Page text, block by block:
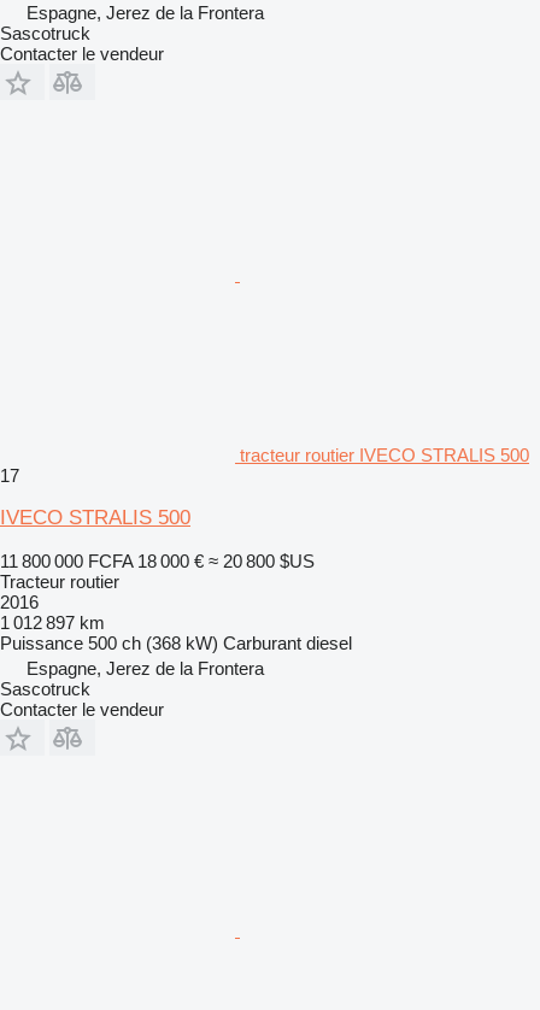
Espagne, Jerez de la Frontera
Sascotruck
Contacter le vendeur
tracteur routier IVECO STRALIS 500
17
IVECO STRALIS 500
11 800 000 FCFA 18 000 € ≈ 20 800 $US
Tracteur routier
2016
1 012 897 km
Puissance 500 ch (368 kW) Carburant diesel
Espagne, Jerez de la Frontera
Sascotruck
Contacter le vendeur